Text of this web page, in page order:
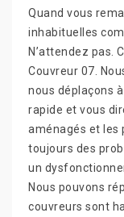
Quand vous
inhabituelles
N’attendez pas.
Couvreur 07.
nous déplaçons
rapide et vous
aménagés et les
toujours des
un
Nous pouvons
couvreurs sont